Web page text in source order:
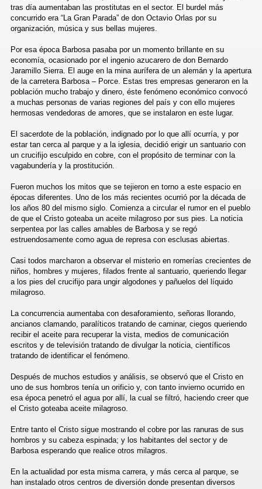
tras día aumentaban las prostitutas en el sector. El burdel más
concurrido era “La Gran Parada” de don Octavio Orlas por su
organización, música y sus bellas mujeres.
Por esa época Barbosa pasaba por un momento brillante en su
economía, ocasionado por el ingenio azucarero de don Bernardo
Jaramillo Sierra. El auge en la mina aurífera de un alemán y la apertura
de la carretera Barbosa – Porce. Estas tres empresas generaron en la
población mucho trabajo y dinero, éste fenómeno económico convocó
a muchas personas de varias regiones del país y con ello mujeres
hermosas vendedoras de amores, que se instalaron en este lugar.
El sacerdote de la población, indignado por lo que allí ocurría, y por
estar tan cerca al parque y a la iglesia, decidió erigir un santuario con
un crucifijo esculpido en cobre, con el propósito de terminar con la
vagabundería y la prostitución.
Fueron muchos los mitos que se tejieron en torno a este espacio en
épocas diferentes. Uno de los más recientes ocurrió por la década de
los años 80 del mismo siglo. Comienza a circular el rumor en el pueblo
de que el Cristo goteaba un aceite milagroso por sus pies. La noticia
serpentea por las calles amables de Barbosa y se regó
estruendosamente como agua de represa con esclusas abiertas.
Casi todos marcharon a observar el misterio en romerías crecientes de
niños, hombres y mujeres, filados frente al santuario, queriendo llegar
a los pies del crucifijo para ungir algodones y pañuelos del líquido
milagroso.
La concurrencia aumentaba con desaforamiento, señoras llorando,
ancianos clamando, paralíticos tratando de caminar, ciegos queriendo
recibir el aceite para recuperar la vista, medios de comunicación
escritos y de televisión tratando de divulgar la noticia, científicos
tratando de identificar el fenómeno.
Después de muchos estudios y análisis, se observó que el Cristo en
uno de sus hombros tenía un orificio y, con tanto invierno ocurrido en
esa época penetró el agua por allí, la cual se filtró, haciendo creer que
el Cristo goteaba aceite milagroso.
Entre tanto el Cristo sigue mostrando el cobre por las ranuras de sus
hombros y su cabeza espinada; y los habitantes del sector y de
Barbosa esperando que realice otros milagros.
En la actualidad por esta misma carrera, y más cerca al parque, se
han instalado otros centros de diversión donde presentan diversos
DE PADUA
BARBOSA